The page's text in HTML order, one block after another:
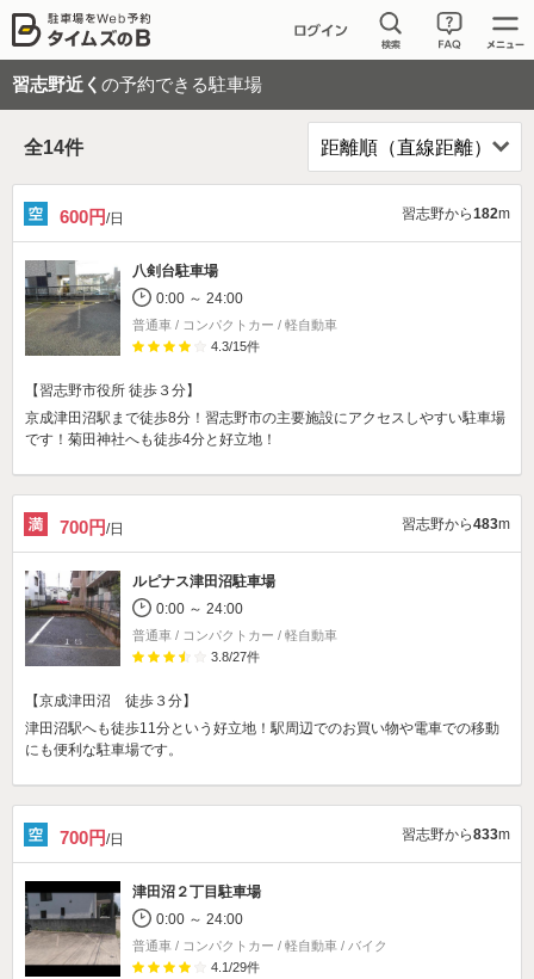
習志野近く の予約できる駐車場
全14件
600円/日 習志野から182m
八剣台駐車場
0:00 ～ 24:00
普通車 / コンパクトカー / 軽自動車
4.3/15件
【習志野市役所 徒歩３分】
京成津田沼駅まで徒歩8分！習志野市の主要施設にアクセスしやすい駐車場
です！菊田神社へも徒歩4分と好立地！
700円/日 習志野から483m
ルピナス津田沼駐車場
0:00 ～ 24:00
普通車 / コンパクトカー / 軽自動車
3.8/27件
【京成津田沼 徒歩３分】
津田沼駅へも徒歩11分という好立地！駅周辺でのお買い物や電車での移動
にも便利な駐車場です。
700円/日 習志野から833m
津田沼２丁目駐車場
0:00 ～ 24:00
普通車 / コンパクトカー / 軽自動車 / バイク
4.1/29件